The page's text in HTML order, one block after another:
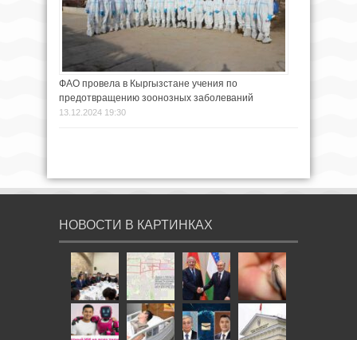
ФАО провела в Кыргызстане учения по
предотвращению зоонозных заболеваний
13.12.2024 19:30
НОВОСТИ В КАРТИНКАХ